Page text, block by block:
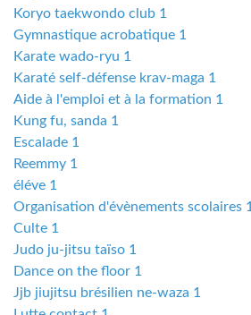
Koryo taekwondo club 1
Gymnastique acrobatique 1
Karate wado-ryu 1
Karaté self-défense krav-maga 1
Aide à l'emploi et à la formation 1
Kung fu, sanda 1
Escalade 1
Reemmy 1
éléve 1
Organisation d'évènements scolaires 1
Culte 1
Judo ju-jitsu taïso 1
Dance on the floor 1
Jjb jiujitsu brésilien ne-waza 1